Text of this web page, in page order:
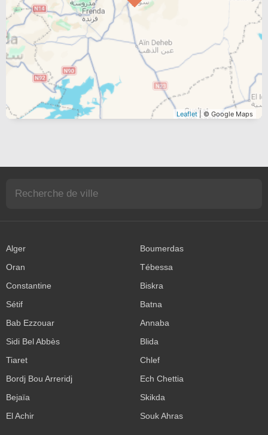
Leaflet | © Google Maps
Alger
Boumerdas
Oran
Tébessa
Constantine
Biskra
Sétif
Batna
Bab Ezzouar
Annaba
Sidi Bel Abbès
Blida
Tiaret
Chlef
Bordj Bou Arreridj
Ech Chettia
Bejaïa
Skikda
El Achir
Souk Ahras